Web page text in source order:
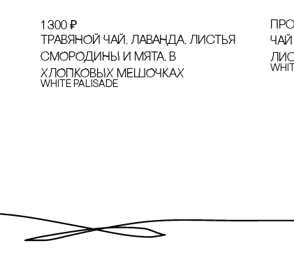
1 300 ₽
ТРАВЯНОЙ ЧАЙ, ЛАВАНДА, ЛИсТЬЯ
сМОРОДИНЫ И МЯТА, В
ХЛОПКОВЫХ МЕШОЧКАХ
White Palisade